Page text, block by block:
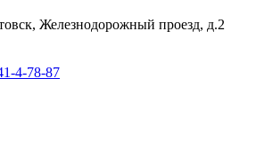
Железнодорожный проезд, д.2
4-78-87